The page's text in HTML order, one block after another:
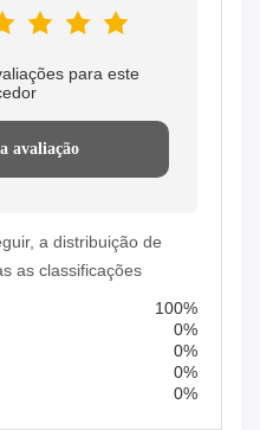
para este
avaliação
a distribuição de
as classificações
100%
0%
0%
0%
0%